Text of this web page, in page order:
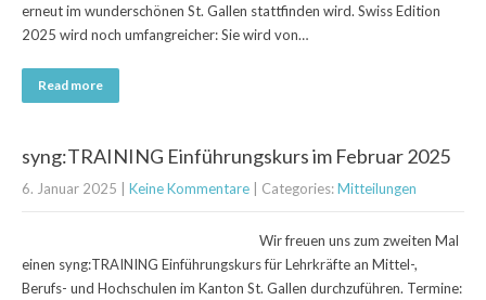
erneut im wunderschönen St. Gallen stattfinden wird. Swiss Edition
2025 wird noch umfangreicher: Sie wird von…
Read more
syng:TRAINING Einführungskurs im Februar 2025
6. Januar 2025 Keine Kommentare | Categories:Mitteilungen
Wir freuen uns zum zweiten Mal
einen syng:TRAINING Einführungskurs für Lehrkräfte an Mittel-,
Berufs- und Hochschulen im Kanton St. Gallen durchzuführen. Termine: